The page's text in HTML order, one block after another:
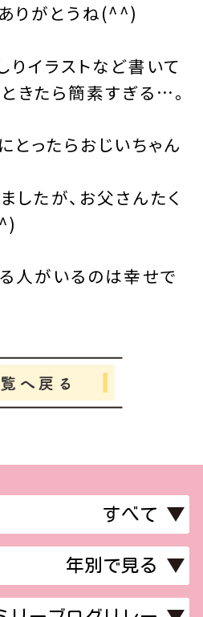
りがとうね(^^)
りイラストなど書いて
きたら簡素すぎる…。
とったらおじいちゃん
したが、お父さんたく
人がいるのは幸せで